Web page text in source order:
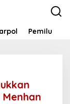
Pemilu
Menhan